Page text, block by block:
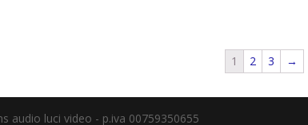
1 2 3 →
audio luci video - p.iva 00759350655